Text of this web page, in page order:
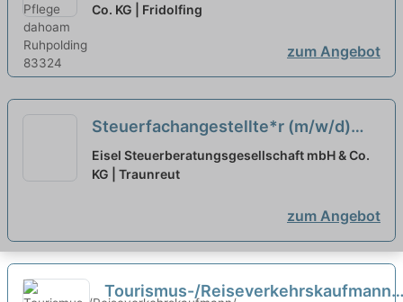
Co. KG | Fridolfing
zum Angebot
Steuerfachangestellte*r (m/w/d)
Digitale Kanzlei · Flexible
Arbeitszeiten · Voll-/Teilzeit ·
Eisel Steuerberatungsgesellschaft mbH & Co.
KG | Traunreut
zum Angebot
Tourismus-/